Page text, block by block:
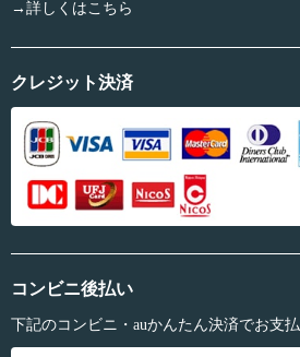
→詳しくはこちら
クレジット決済
コンビニ後払い
下記のコンビニ・auかんたん決済でお支